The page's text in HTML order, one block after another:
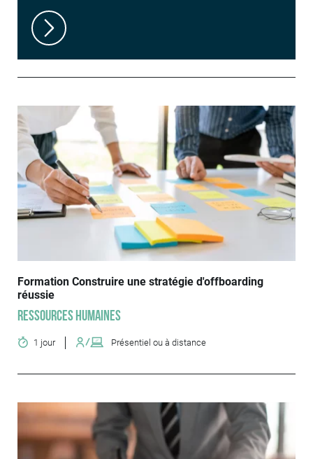
Formation Construire une stratégie d'offboarding
réussie
Ressources humaines
1 jour Présentiel ou à distance